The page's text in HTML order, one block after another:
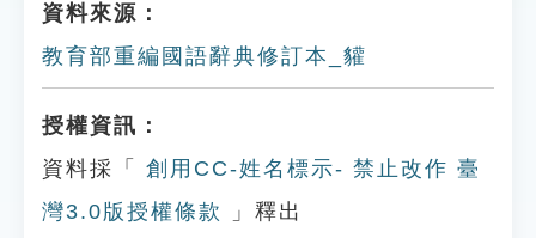
資料來源：
教育部重編國語辭典修訂本_貛
授權資訊：
資料採「
創用CC-姓名標示- 禁止改作 臺
灣3.0版授權條款
」釋出